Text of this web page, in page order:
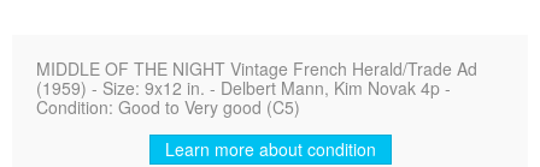
MIDDLE OF THE NIGHT Vintage French Herald/Trade Ad
(1959) - Size: 9x12 in. - Delbert Mann, Kim Novak 4p -
Condition: Good to Very good (C5)
Learn more about condition